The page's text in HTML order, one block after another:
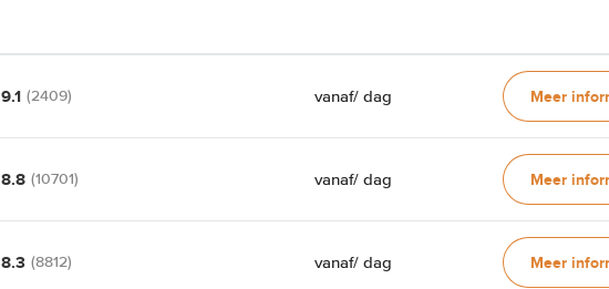
9.1 (2409) vanaf/ dag Meer
8.8 (10701) vanaf/ dag Meer
8.3 (8812) vanaf/ dag Meer